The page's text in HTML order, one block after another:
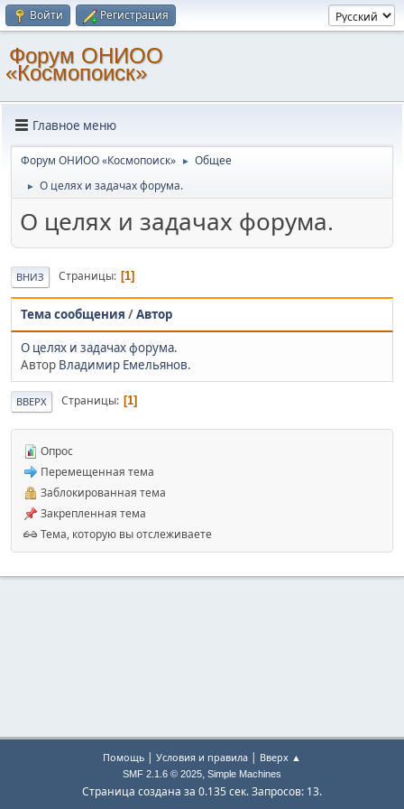
Войти Регистрация
Форум ОНИОО
«Космопоиск»
Главное меню
Форум ОНИОО «Космопоиск» ► Общее
► О целях и задачах форума.
О целях и задачах форума.
ВНИЗ Страницы 1
Тема сообщения /Автор
О целях и задачах форума.
Автор Владимир Емельянов.
ВВЕРХ Страницы 1
Опрос
Перемещенная тема
Заблокированная тема
Закрепленная тема
Тема, которую вы отслеживаете
Помощь | Условия и правила | Вверх ▲
SMF 2.1.6 © 2025, Simple Machines
Страница создана за 0.135 сек. Запросов: 13.